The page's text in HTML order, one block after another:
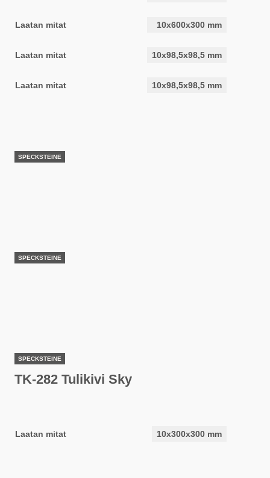
Laatan mitat 10x600x300 mm
Laatan mitat 10x98,5x98,5 mm
Laatan mitat 10x98,5x98,5 mm
SPECKSTEINE
SPECKSTEINE
SPECKSTEINE
TK-282 Tulikivi Sky
Laatan mitat 10x300x300 mm